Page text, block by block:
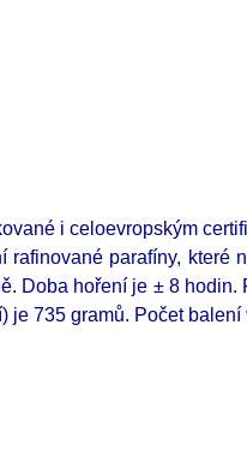
i celoevropským
rafinované parafíny,
Doba hoření je ± 8
je 735 gramů. Počet